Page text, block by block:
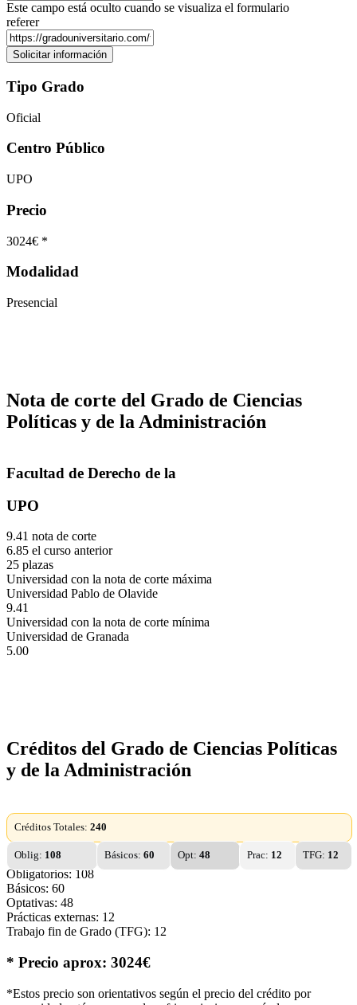
Este campo está oculto cuando se visualiza el formulario
referer
Tipo Grado
Oficial
Centro Público
UPO
Precio
3024€ *
Modalidad
Presencial
Nota de corte del Grado de Ciencias
Políticas y de la Administración
Facultad de Derecho de la
UPO
9.41 nota de corte
6.85 el curso anterior
25 plazas
Universidad con la nota de corte máxima
Universidad Pablo de Olavide
9.41
Universidad con la nota de corte mínima
Universidad de Granada
5.00
Créditos del Grado de Ciencias Políticas
y de la Administración
Créditos Totales: 240
Oblig: 108 Básicos:60 Opt:48 Prac: 12 TFG: 12
Obligatorios: 108
Básicos: 60
Optativas: 48
Prácticas externas: 12
Trabajo fin de Grado (TFG): 12
* Precio aprox: 3024€
*Estos precio son orientativos según el precio del crédito por